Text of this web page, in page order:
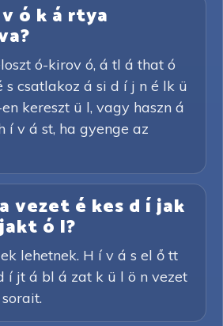
ó k á rtya
ó-kirov ó, á tl á that ó
csatlakoz á si d í j n é lk ü
kereszt ü l, vagy haszn á
í v á st, ha gyenge az
vezet é kes d í jak
ó l?
lehetnek. H í v á s el ő tt
í jt á bl á zat k ü l ö n vezet